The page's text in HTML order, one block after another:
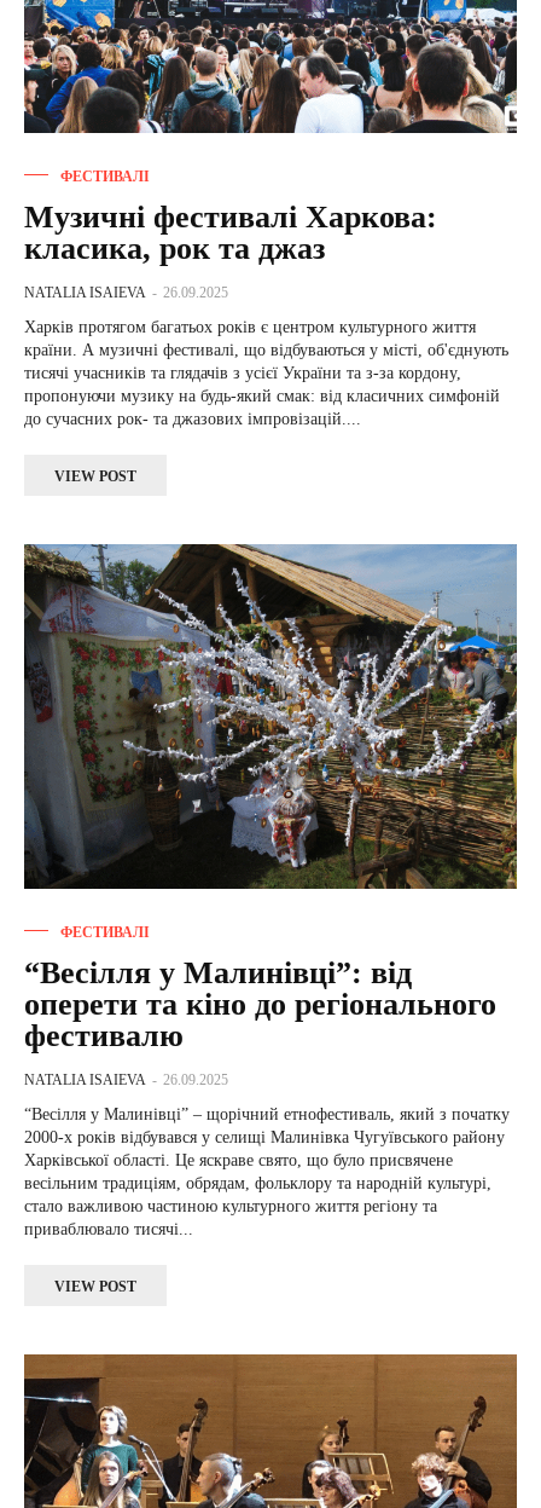
ФЕСТИВАЛІ
Музичні фестивалі Харкова:
класика, рок та джаз
NATALIA ISAIEVA - 26.09.2025
Харків протягом багатьох років є центром культурного життя
країни. А музичні фестивалі, що відбуваються у місті, об'єднують
тисячі учасників та глядачів з усієї України та з-за кордону,
пропонуючи музику на будь-який смак: від класичних симфоній
до сучасних рок- та джазових імпровізацій....
VIEW POST
ФЕСТИВАЛІ
“Весілля у Малинівці”: від
оперети та кіно до регіонального
фестивалю
NATALIA ISAIEVA - 26.09.2025
“Весілля у Малинівці” – щорічний етнофестиваль, який з початку
2000-х років відбувався у селищі Малинівка Чугуївського району
Харківської області. Це яскраве свято, що було присвячене
весільним традиціям, обрядам, фольклору та народній культурі,
стало важливою частиною культурного життя регіону та
приваблювало тисячі...
VIEW POST